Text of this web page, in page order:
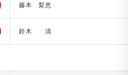
藤本 梨恵
鈴木 清